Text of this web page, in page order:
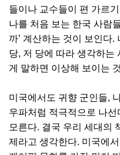
들이나 교수들이 편 가르
나를 처음 보는 한국 사람
까’ 계산하는 것이 보인다.
당, 저 당에 따라 생각하는
게 말하면 이상해 보이는
미국에서도 귀향 군인들,
우파처럼 적극적으로 나
모른다. 결국 우리 세대의
제라고 생각한다. 미국에